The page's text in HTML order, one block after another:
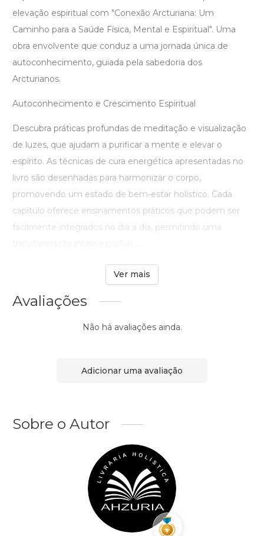
elevação espiritual com "Conexão Arcturiana: Um
Caminho para a Saúde Física, Mental e Espiritual". Uma
obra envolvente que conduz a uma jornada única de
autoconhecimento, guiada pela sabedoria dos
Arcturianos.
Autoconhecimento e Crescimento Espiritual
Descubra práticas profundas de meditação e visualização
de luzes, que ajudam a purificar a mente e elevar o
espírito. As técnicas de cura energética apresentadas no
livro são desenhadas para harmonizar o corpo,
promovendo um estado de bem-estar holístico. Cada
capítulo oferece ensinamentos práticos que podem ser
facilmente integrados no dia a dia, permitindo uma
Ver mais
Avaliações
Não há avaliações ainda.
Adicionar uma avaliação
Sobre o Autor